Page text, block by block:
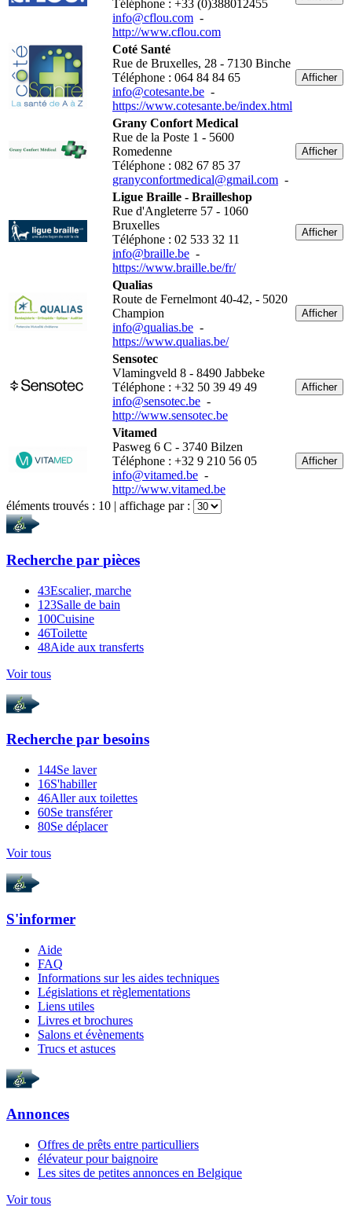
Téléphone : +33 (0)388012455
info@cflou.com -
http://www.cflou.com
Coté Santé
Rue de Bruxelles, 28 - 7130 Binche
Téléphone : 064 84 84 65
info@cotesante.be -
https://www.cotesante.be/index.html
Afficher
Grany Confort Medical
Rue de la Poste 1 - 5600
Romedenne
Téléphone : 082 67 85 37
granyconfortmedical@gmail.com -
Afficher
Ligue Braille - Brailleshop
Rue d'Angleterre 57 - 1060
Bruxelles
Téléphone : 02 533 32 11
info@braille.be -
https://www.braille.be/fr/
Afficher
Qualias
Route de Fernelmont 40-42, - 5020
Champion
info@qualias.be -
https://www.qualias.be/
Afficher
Sensotec
Vlamingveld 8 - 8490 Jabbeke
Téléphone : +32 50 39 49 49
info@sensotec.be -
http://www.sensotec.be
Afficher
Vitamed
Pasweg 6 C - 3740 Bilzen
Téléphone : +32 9 210 56 05
info@vitamed.be -
http://www.vitamed.be
Afficher
éléments trouvés : 10 | affichage par :
Recherche par pièces
43Escalier, marche
123Salle de bain
100Cuisine
46Toilette
48Aide aux transferts
Voir tous
Recherche par besoins
144Se laver
16S'habiller
46Aller aux toilettes
60Se transférer
80Se déplacer
Voir tous
S'informer
Aide
FAQ
Informations sur les aides techniques
Législations et règlementations
Liens utiles
Livres et brochures
Salons et évènements
Trucs et astuces
Annonces
Offres de prêts entre particulliers
élévateur pour baignoire
Les sites de petites annonces en Belgique
Voir tous